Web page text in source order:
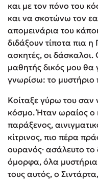
και με τον πόνο του
και να σκοτώνω τον
απομεινάρια του
διδάξουν τίποτα πια
ασκητές, οι
μαθητής δικός μου
γνωρίσω: το μυστήριο
Κοίταξε γύρω του σαν
κόσμο. Ήταν ωραίος
παράξενος,
κίτρινος, πιο πέρα
ουρανός· ασάλευτο
όμορφα, όλα μυστήρια
τους αυτός, ο